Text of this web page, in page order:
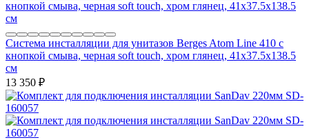
Система инсталляции для унитазов Berges Atom Line 410 с
кнопкой смыва, черная soft touch, хром глянец, 41x37.5x138.5
см
13 350 ₽